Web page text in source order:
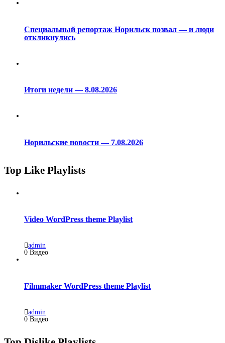
Специальный репортаж Норильск позвал — и люди
откликнулись
Итоги недели — 8.08.2026
Норильские новости — 7.08.2026
Top Like Playlists
Video WordPress theme Playlist
admin
0 Видео
Filmmaker WordPress theme Playlist
admin
0 Видео